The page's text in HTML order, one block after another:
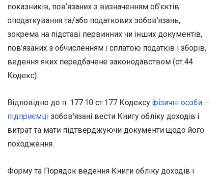
показників, пов’язаних з визначенням об’єктів
оподаткування та/або податкових зобов’язань,
зокрема на підставі первинних чи інших документів,
пов’язаних з обчисленням і сплатою податків і зборів,
ведення яких передбачене законодавством (ст.44
Кодекс).
Відповідно до п. 177.10 ст.177 Кодексу фізичні особи –
підприємці зобов’язані вести Книгу обліку доходів і
витрат та мати підтверджуючи документи щодо його
походження.
Форму та Порядок ведення Книги обліку доходів і